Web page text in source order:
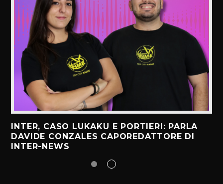
INTER, CASO LUKAKU E PORTIERI: PARLA
DAVIDE CONZALES CAPOREDATTORE DI
INTER-NEWS